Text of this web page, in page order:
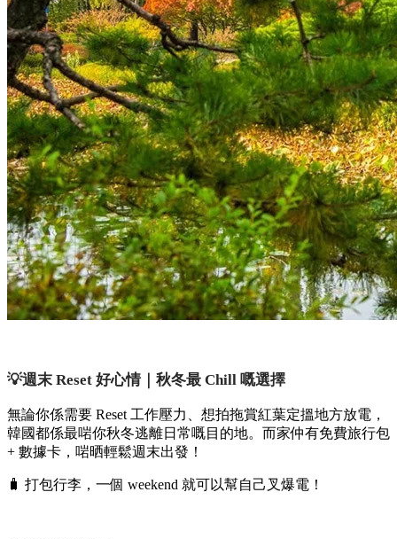
💡週末 Reset 好心情｜秋冬最 Chill 嘅選擇
無論你係需要 Reset 工作壓力、想拍拖賞紅葉定搵地方放電，
韓國都係最啱你秋冬逃離日常嘅目的地。而家仲有免費旅行包
+ 數據卡，啱晒輕鬆週末出發！
🧳 打包行李，一個 weekend 就可以幫自己叉爆電！